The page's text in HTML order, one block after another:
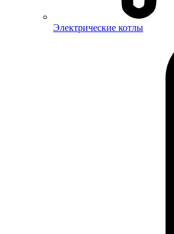
Электрические котлы